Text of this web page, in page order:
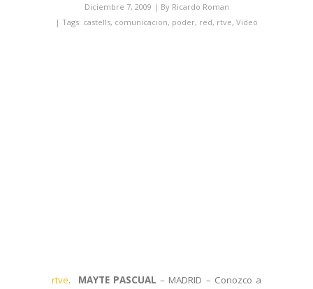
Diciembre 7, 2009 | By Ricardo Roman
| Tags: castells, comunicacion, poder, red, rtve, Video
rtve. MAYTE PASCUAL – MADRID – Conozco a